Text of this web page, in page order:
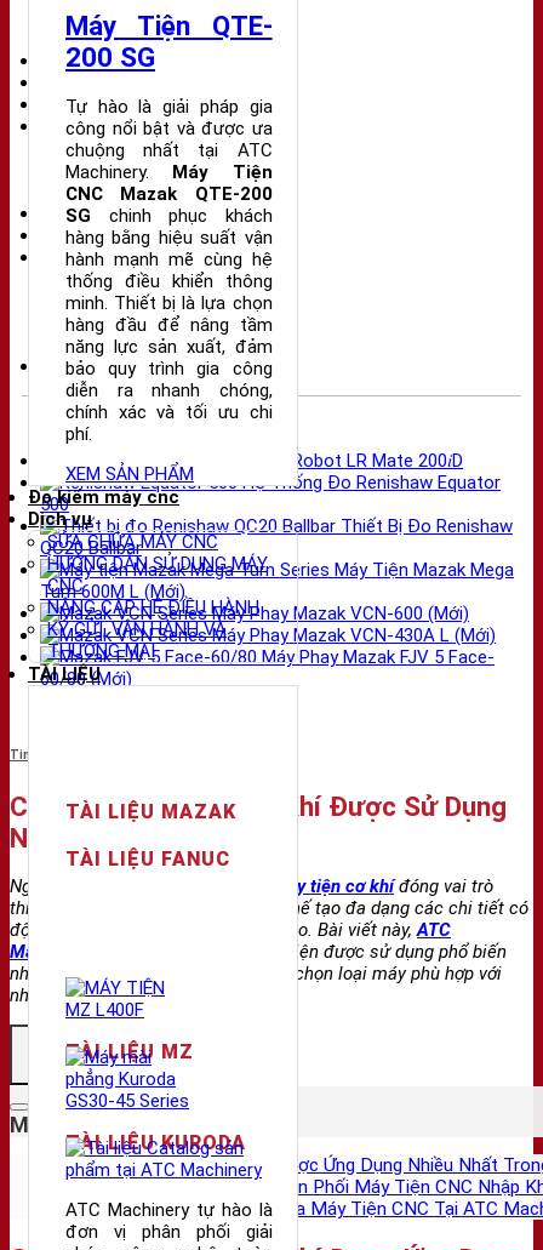
Máy Tiện QTE-
200 SG
Tự hào là giải pháp gia
công nổi bật và được ưa
chuộng nhất tại ATC
Machinery. Máy Tiện
CNC Mazak QTE-200
SG chinh phục khách
hàng bằng hiệu suất vận
hành mạnh mẽ cùng hệ
thống điều khiển thông
minh. Thiết bị là lựa chọn
hàng đầu để nâng tầm
năng lực sản xuất, đảm
bảo quy trình gia công
diễn ra nhanh chóng,
chính xác và tối ưu chi
phí.
XEM SẢN PHẨM
Đo kiểm máy cnc
Dịch vụ
SỬA CHỮA MÁY CNC
HƯỚNG DẪN SỬ DỤNG MÁY
CNC
NÂNG CẤP HỆ ĐIỀU HÀNH
KÝ GỬI, VẬN HÀNH VÀ
THƯƠNG MẠI
TÀI LIỆU
TÀI LIỆU MAZAK
TÀI LIỆU FANUC
TÀI LIỆU MZ
TÀI LIỆU KURODA
ATC Machinery tự hào là
đơn vị phân phối giải
Chi
Xuất
Máy tiện CNC
Máy Tiện CNC Mới
Máy ép nhựa
Máy tự động hóa
Phụ kiện
Bàn hút chân không
Biến áp
Bộ truyền DNC
Robot
Thiết bị phụ trợ
Vật tư cơ khí
Bạc đạn
BT
Eto
Mâm cặp
Vật tư điện - Điện tử
Sản phẩm mới nhất
Fanuc Robot LR Mate 200𝑖D
Hệ Thống Đo Renishaw Equator
500
Thiết Bị Đo Renishaw
QC20 Ballbar
Máy Tiện Mazak Mega
Turn 600M L (Mới)
Máy Phay Mazak VCN-600 (Mới)
Máy Phay Mazak VCN-430A L (Mới)
Máy Phay Mazak FJV 5 Face-
60/80 (Mới)
Tin tức
Các Loại Máy Tiện Cơ Khí Được Sử Dụng
Nhiều Nhất
Ngày nay việc ứng dụng các loại máy tiện cơ khíđóng vai trò
thiết yếu trong quá trình gia công, chế tạo đa dạng các chi tiết có
độ phức tạp cao với độ chính xác cao. Bài viết này,ATC
Machinery
sẽ giới thiệu 9 loại máy tiện được sử dụng phổ biến
nhất hiện nay, giúp bạn dễ dàng lựa chọn loại máy phù hợp với
nhu cầu của mình.
Mục lục nội dung chính
Các Loại Máy Tiện Cơ Khí Được Ứng Dụng Nhiều Nhất
ATC Machinery – Địa Chỉ Phân Phối Máy Tiện CNC Nhập
Bạn Sẽ Nhận Được Gì Khi Mua Máy Tiện CNC Tại ATC